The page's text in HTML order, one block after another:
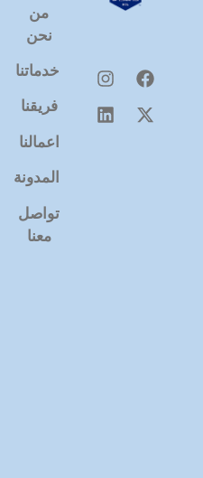
من
نحن
خدماتنا
فريقنا
اعمالنا
المدونة
تواصل
معنا